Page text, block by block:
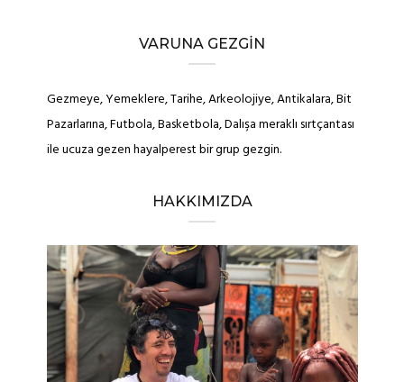
VARUNA GEZGIN
Gezmeye, Yemeklere, Tarihe, Arkeolojiye, Antikalara, Bit
Pazarlarına, Futbola, Basketbola, Dalışa meraklı sırtçantası
ile ucuza gezen hayalperest bir grup gezgin.
HAKKIMIZDA